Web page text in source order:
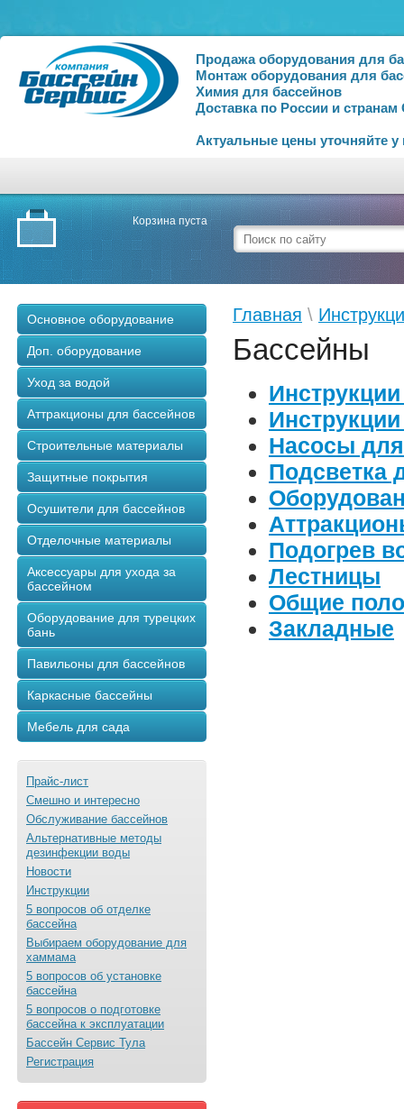
Продажа оборудования для
Монтаж оборудования для
Химия для бассейнов
Доставка по России и
Актуальные цены уточняйте
Корзина пуста
Основное оборудование
Доп. оборудование
Уход за водой
Аттракционы для бассейнов
Строительные материалы
Защитные покрытия
Осушители для бассейнов
Отделочные материалы
Аксессуары для ухода за
бассейном
Оборудование для турецких
бань
Павильоны для бассейнов
Каркасные бассейны
Мебель для сада
Прайс-лист
Смешно и интересно
Обслуживание бассейнов
Альтернативные методы
дезинфекции воды
Новости
Инструкции
5 вопросов об отделке
бассейна
Выбираем оборудование для
хаммама
5 вопросов об установке
бассейна
5 вопросов о подготовке
бассейна к эксплуатации
Бассейн Сервис Тула
Регистрация
Главная \
Бассейны
Насосы
Подсветка
Подогрев
Лестницы
Общие
Закладные